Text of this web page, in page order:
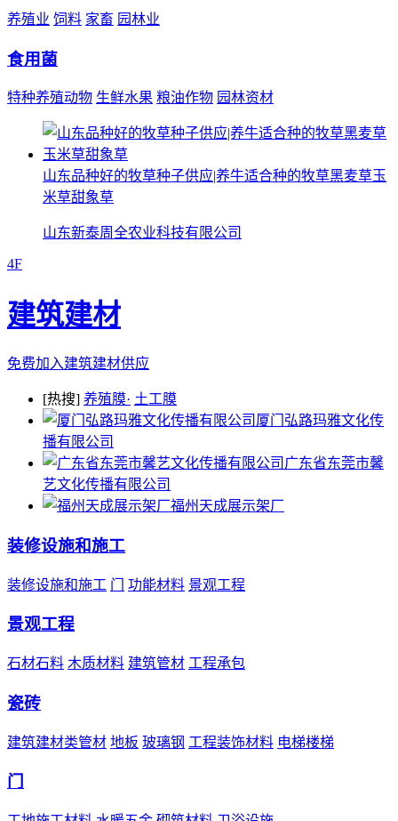
养殖业 饲料 家畜 园林业
食用菌
特种养殖动物 生鲜水果 粮油作物 园林资材
山东品种好的牧草种子供应|养牛适合种的牧草黑麦草玉
米草甜象草
山东新泰周全农业科技有限公司
4F
建筑建材
免费加入建筑建材供应
[热搜] 养殖膜· 土工膜
厦门弘路玛雅文化传
播有限公司
广东省东莞市馨
艺文化传播有限公司
福州天成展示架厂
装修设施和施工
装修设施和施工 门 功能材料 景观工程
景观工程
石材石料 木质材料 建筑管材 工程承包
瓷砖
建筑建材类管材 地板 玻璃钢 工程装饰材料 电梯楼梯
门